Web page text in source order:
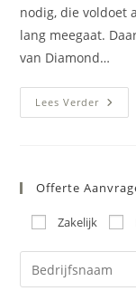
nodig, die voldoet
lang meegaat.
van Diamond…
Lees VerderVloer
Offerte
Zakelijk